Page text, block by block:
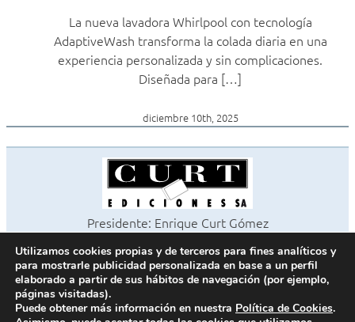
La nueva lavadora Whirlpool con tecnología
AdaptiveWash transforma la colada diaria en una
experiencia personalizada y sin complicaciones.
Diseñada para […]
diciembre 10th, 2025
Presidente: Enrique Curt Gómez
©2026 Revista Cocinas y Baños
Todos los derechos reservados
Paseo de Gracia, 63. 1º 2ª. 08008 Barcelona -
Fax 933 183 505
Utilizamos cookies propias y de terceros para fines analíticos y
para mostrarle publicidad personalizada en base a un perfil
elaborado a partir de sus hábitos de navegación (por ejemplo,
páginas visitadas).
Puede obtener más información en nuestra Política de Cookies.